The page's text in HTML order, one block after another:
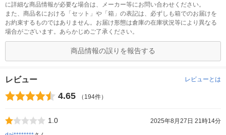
に詳細な商品情報が必要な場合は、メーカー等にお問い合わせください。
また、商品名における「セット」や「箱」の表記は、必ずしも箱でのお届けを
お約束するものではありません。お届け形態は倉庫の在庫状況等により異なる
場合がございます。あらかじめご了承ください。
商品情報の誤りを報告する
レビュー レビューとは
4.65 （194件）
1.0
2025年8月27日 21時14分